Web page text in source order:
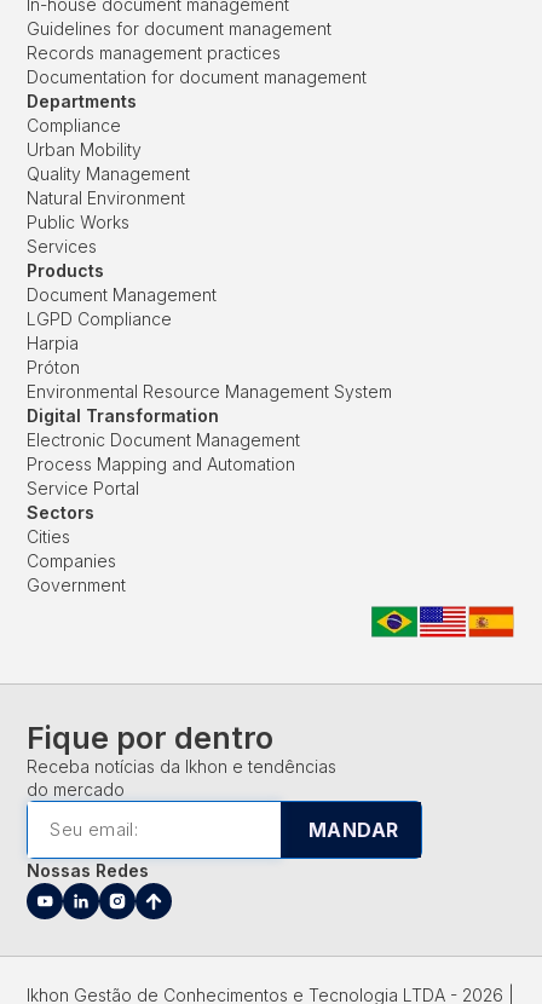
In-house document management
Guidelines for document management
Records management practices
Documentation for document management
Departments
Compliance
Urban Mobility
Quality Management
Natural Environment
Public Works
Services
Products
Document Management
LGPD Compliance
Harpia
Próton
Environmental Resource Management System
Digital Transformation
Electronic Document Management
Process Mapping and Automation
Service Portal
Sectors
Cities
Companies
Government
Fique por dentro
Receba notícias da Ikhon e tendências
do mercado
MANDAR
Nossas Redes
Ikhon Gestão de Conhecimentos e Tecnologia LTDA - 2026 |